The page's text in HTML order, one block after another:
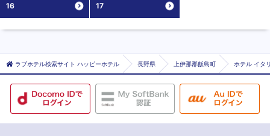
16 17
ラブホテル検索サイト ハッピーホテル 長野県 上伊那郡飯島町 ホテル イタ